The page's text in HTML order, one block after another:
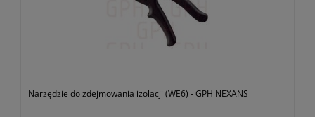
Narzędzie do zdejmowania izolacji (WE6) - GPH NEXANS